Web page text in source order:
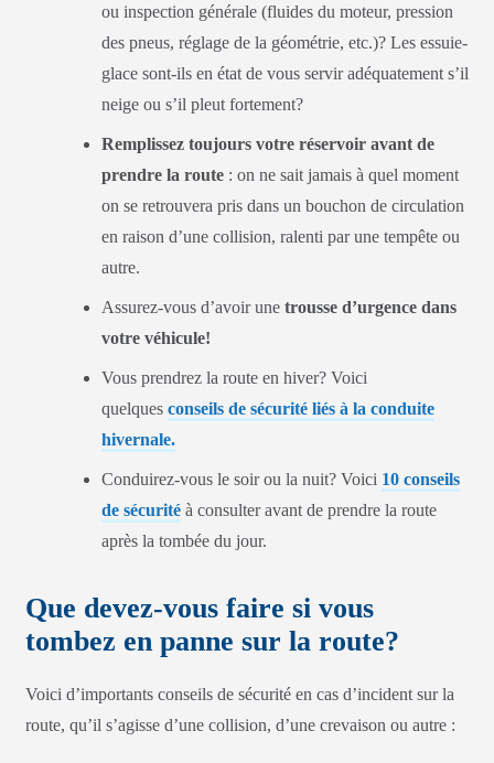
ou inspection générale (fluides du moteur, pression
des pneus, réglage de la géométrie, etc.)? Les essuie-
glace sont-ils en état de vous servir adéquatement s’il
neige ou s’il pleut fortement?
Remplissez toujours votre réservoir avant de
prendre la route: on ne sait jamais à quel moment
on se retrouvera pris dans un bouchon de circulation
en raison d’une collision, ralenti par une tempête ou
autre.
Assurez-vous d’avoir une trousse d’urgence dans
votre véhicule!
Vous prendrez la route en hiver? Voici
quelques conseils de sécurité liés à la conduite
hivernale.
Conduirez-vous le soir ou la nuit? Voici 10 conseils
de sécuritéà consulter avant de prendre la route
après la tombée du jour.
Que devez-vous faire si vous
tombez en panne sur la route?
Voici d’importants conseils de sécurité en cas d’incident sur la
route, qu’il s’agisse d’une collision, d’une crevaison ou autre :